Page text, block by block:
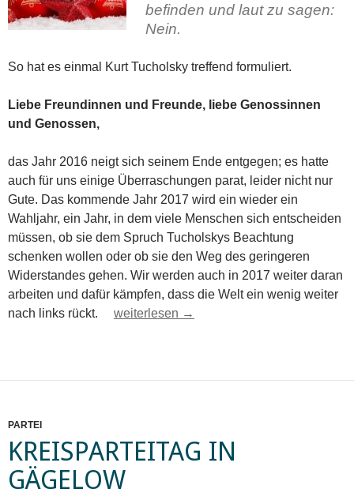
befinden und laut zu sagen:
Nein.
So hat es einmal Kurt Tucholsky treffend formuliert.
Liebe Freundinnen und Freunde, liebe Genossinnen
und Genossen,
das Jahr 2016 neigt sich seinem Ende entgegen; es hatte
auch für uns einige Überraschungen parat, leider nicht nur
Gute. Das kommende Jahr 2017 wird ein wieder ein
Wahljahr, ein Jahr, in dem viele Menschen sich entscheiden
müssen, ob sie dem Spruch Tucholskys Beachtung
schenken wollen oder ob sie den Weg des geringeren
Widerstandes gehen. Wir werden auch in 2017 weiter daran
arbeiten und dafür kämpfen, dass die Welt ein wenig weiter
nach links rückt. Wir wünschen ein frohes neues Jahr
weiterlesen →
PARTEI
KREISPARTEITAG IN
GÄGELOW